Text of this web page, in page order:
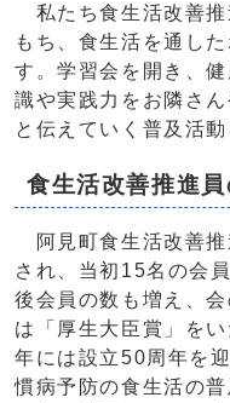
私たち食生活改善推
もち、食生活を通し
す。学習会を開き、
識や実践力をお隣さ
と伝えていく普及活動
食生活改善推進
阿見町食生活改善推
され、当初15名の会
後会員の数も増え、
は「厚生大臣賞」を
年には設立50周年を
慣病予防の食生活の